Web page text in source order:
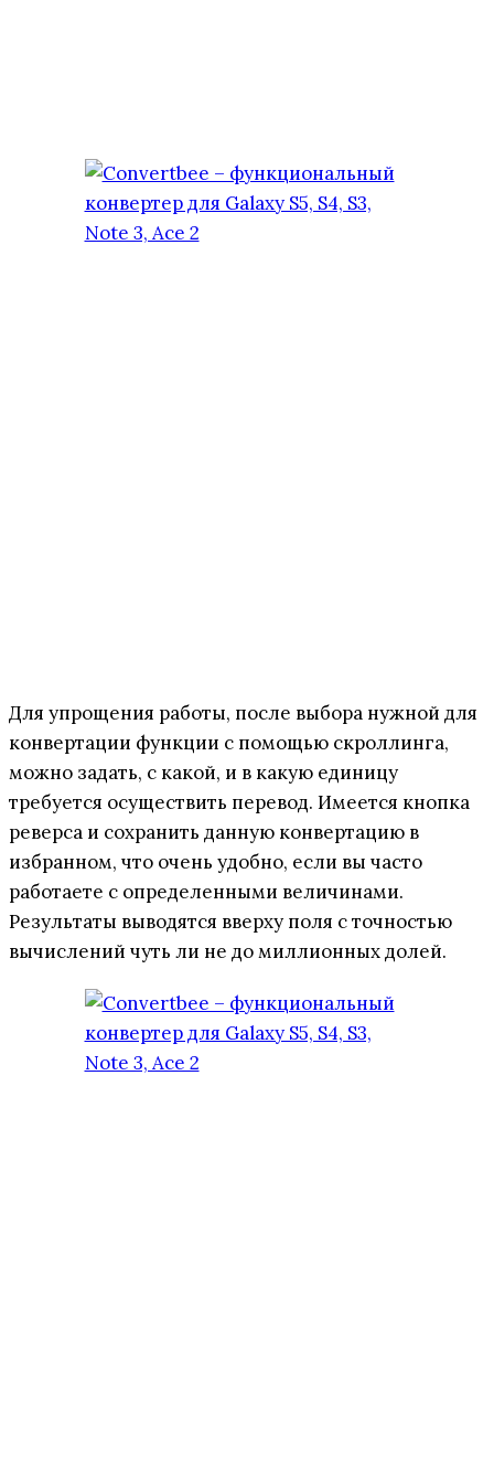
Для упрощения работы, после выбора нужной для
конвертации функции с помощью скроллинга,
можно задать, с какой, и в какую единицу
требуется осуществить перевод. Имеется кнопка
реверса и сохранить данную конвертацию в
избранном, что очень удобно, если вы часто
работаете с определенными величинами.
Результаты выводятся вверху поля с точностью
вычислений чуть ли не до миллионных долей.